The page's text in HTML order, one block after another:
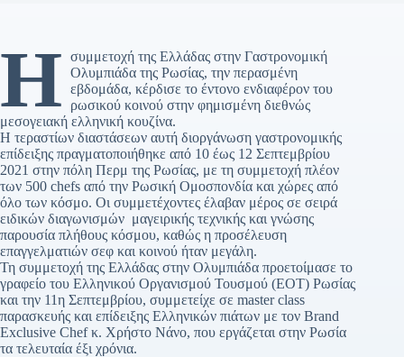
Η συμμετοχή της Ελλάδας στην Γαστρονομική
Ολυμπιάδα της Ρωσίας, την περασμένη
εβδομάδα, κέρδισε το έντονο ενδιαφέρον του
ρωσικού κοινού στην φημισμένη διεθνώς
μεσογειακή ελληνική κουζίνα.
Η τεραστίων διαστάσεων αυτή διοργάνωση γαστρονομικής
επίδειξης πραγματοποιήθηκε από 10 έως 12 Σεπτεμβρίου
2021 στην πόλη Περμ της Ρωσίας, με τη συμμετοχή πλέον
των 500 chefs από την Ρωσική Ομοσπονδία και χώρες από
όλο των κόσμο. Οι συμμετέχοντες έλαβαν μέρος σε σειρά
ειδικών διαγωνισμών μαγειρικής τεχνικής και γνώσης
παρουσία πλήθους κόσμου, καθώς η προσέλευση
επαγγελματιών σεφ και κοινού ήταν μεγάλη.
Τη συμμετοχή της Ελλάδας στην Ολυμπιάδα προετοίμασε το
γραφείο του Ελληνικού Οργανισμού Τουσμού (ΕΟΤ) Ρωσίας
και την 11η Σεπτεμβρίου, συμμετείχε σε master class
παρασκευής και επίδειξης Ελληνικών πιάτων με τον Βrand
Exclusive Chef κ. Χρήστο Νάνο, που εργάζεται στην Ρωσία
τα τελευταία έξι χρόνια.